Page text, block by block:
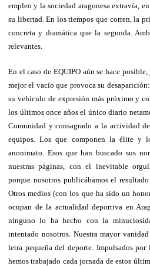
empleo y la sociedad aragonesa extravía,
su libertad. En los tiempos que corren, la
concreta y dramática que la segunda.
relevantes.
En el caso de EQUIPO aún se hace
mejor el vacío que provoca su
su vehículo de expresión más próximo y
los últimos once años el único diario
Comunidad y consagrado a la actividad
equipos. Los que componen la élite y
anonimato. Esos que han buscado sus
nuestras páginas, con el inevitable
porque nosotros publicábamos el
Otros medios (con los que ha sido un
ocupan de la actualidad deportiva en
ninguno lo ha hecho con la
intentado nosotros. Nuestra mayor
letra pequeña del deporte. Impulsados
hemos trabajado cada jornada de estos